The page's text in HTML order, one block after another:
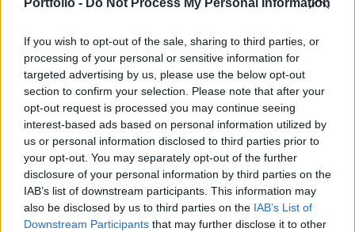
If you wish to opt-out of the sale, sharing to third parties, or
processing of your personal or sensitive information for
targeted advertising by us, please use the below opt-out
section to confirm your selection. Please note that after your
opt-out request is processed you may continue seeing
interest-based ads based on personal information utilized by
us or personal information disclosed to third parties prior to
your opt-out. You may separately opt-out of the further
disclosure of your personal information by third parties on the
IAB’s list of downstream participants. This information may
also be disclosed by us to third parties on the IAB’s List of
Downstream Participants that may further disclose it to other
Budapest Economic Forum 2026Átalakulóban a magyar
gazdaságpolitika, a választások után gyökeresen
változhatnak meg a körülmények és a célok. Merre tart a
magyar kormány és mivel néz szembe a nemzetközi
környezetben? Ez lesz a Portfolio idei kiemelt
gazdaságpolitikai konferenciájának legfontosabb
témája.Információ és jelentkezésAz MNB vizsgálati
programjába illeszkedő átfogó...
KEDVES OLVASÓNK!